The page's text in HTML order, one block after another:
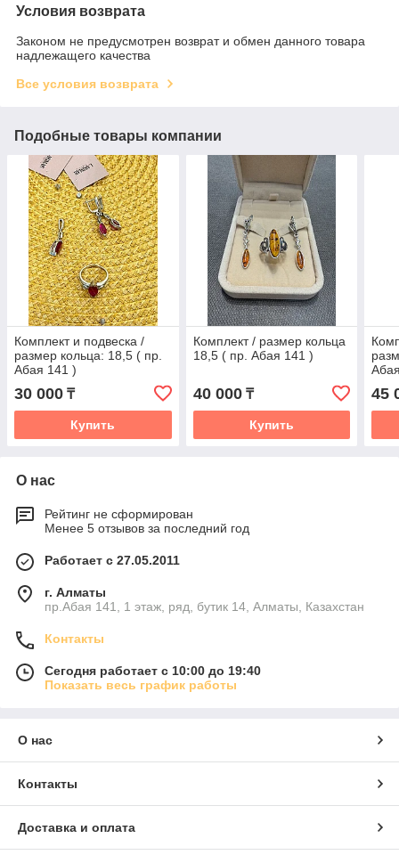
Условия возврата
Законом не предусмотрен возврат и обмен данного товара
надлежащего качества
Все условия возврата
Подобные товары компании
Комплект и подвеска /
размер кольца: 18,5 ( пр.
Абая 141 )
30 000 ₸
Купить
Комплект / размер кольца
18,5 ( пр. Абая 141 )
40 000₸
Купить
45
О нас
Рейтинг не сформирован
Менее 5 отзывов за последний год
Работает с 27.05.2011
г. Алматы
пр.Абая 141, 1 этаж, ряд, бутик 14, Алматы, Казахстан
Контакты
Сегодня работает с 10:00 до 19:40
Показать весь график работы
О нас
Контакты
Доставка и оплата